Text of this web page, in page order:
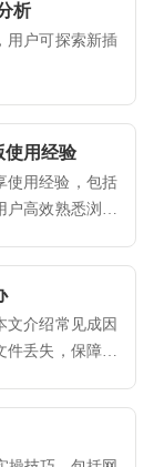
析
用户可探索新插
使用经验
使用经验，包括
户高效熟悉浏览
文介绍常见成因
件丢失，保障下